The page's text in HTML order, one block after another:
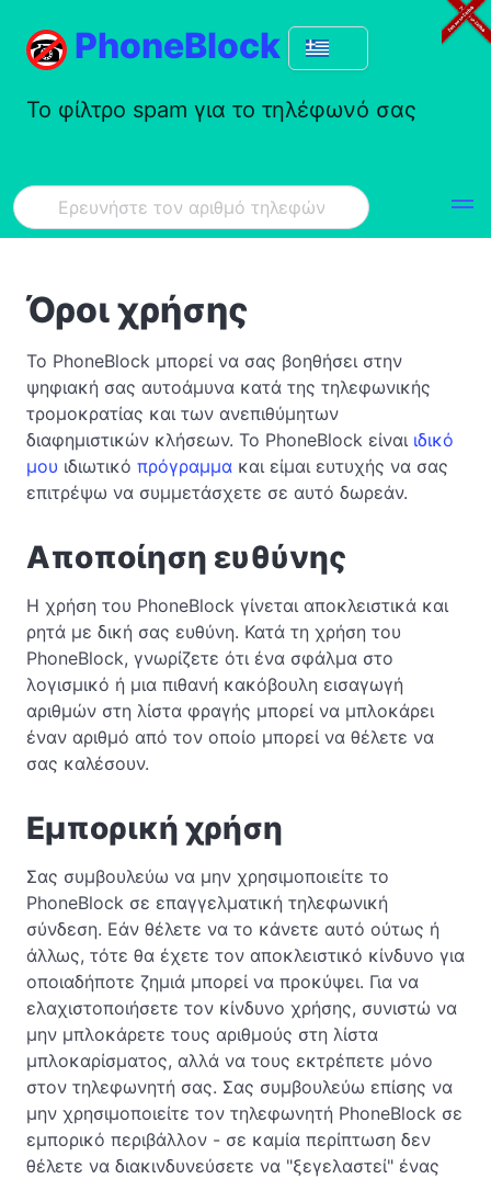
PhoneBlock
Το φίλτρο spam για το τηλέφωνό σας
Όροι χρήσης
Το PhoneBlock μπορεί να σας βοηθήσει στην
ψηφιακή σας αυτοάμυνα κατά της τηλεφωνικής
τρομοκρατίας και των ανεπιθύμητων
διαφημιστικών κλήσεων. Το PhoneBlock είναι ιδικό
μου ιδιωτικό πρόγραμμα και είμαι ευτυχής να σας
επιτρέψω να συμμετάσχετε σε αυτό δωρεάν.
Αποποίηση ευθύνης
Η χρήση του PhoneBlock γίνεται αποκλειστικά και
ρητά με δική σας ευθύνη. Κατά τη χρήση του
PhoneBlock, γνωρίζετε ότι ένα σφάλμα στο
λογισμικό ή μια πιθανή κακόβουλη εισαγωγή
αριθμών στη λίστα φραγής μπορεί να μπλοκάρει
έναν αριθμό από τον οποίο μπορεί να θέλετε να
σας καλέσουν.
Εμπορική χρήση
Σας συμβουλεύω να μην χρησιμοποιείτε το
PhoneBlock σε επαγγελματική τηλεφωνική
σύνδεση. Εάν θέλετε να το κάνετε αυτό ούτως ή
άλλως, τότε θα έχετε τον αποκλειστικό κίνδυνο για
οποιαδήποτε ζημιά μπορεί να προκύψει. Για να
ελαχιστοποιήσετε τον κίνδυνο χρήσης, συνιστώ να
μην μπλοκάρετε τους αριθμούς στη λίστα
μπλοκαρίσματος, αλλά να τους εκτρέπετε μόνο
στον τηλεφωνητή σας. Σας συμβουλεύω επίσης να
μην χρησιμοποιείτε τον τηλεφωνητή PhoneBlock σε
εμπορικό περιβάλλον - σε καμία περίπτωση δεν
θέλετε να διακινδυνεύσετε να "ξεγελαστεί" ένας